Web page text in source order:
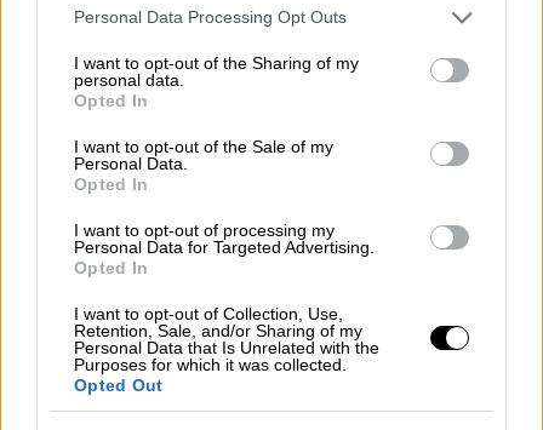
Please note that this website/app uses one or more Google
not limited to your visit or usage behaviour. You may click to
grant or deny consent to Google and its third-party tags to
use your data for below specified purposes in below Google
consent section.
Personal Data Processing Opt Outs
I want to opt-out of the Sharing of my
personal data.
Opted In
I want to opt-out of the Sale of my
Personal Data.
Opted In
I want to opt-out of processing my
Personal Data for Targeted Advertising.
Opted In
I want to opt-out of Collection, Use,
Retention, Sale, and/or Sharing of my
Personal Data that Is Unrelated with the
Purposes for which it was collected.
Opted Out
οχήματα που κινούνταν με κατεύθυνση προς
Αθήναήταν υποχρεωμένα να διέρχονται
από μία μόνο λωρίδα κυκλοφορίας. Οι
τρακτέρ για να δώσουν άλλη μία λωρίδα
κυκλοφορίας, η οποία ενεργοποιήθηκε για να
απορροφήσει την κίνηση των οχημάτων στο
εθνικό δίκτυο.
Ομαλή ροή έως το Μαρτίνο
Προς το τμήμα από τονΜπράλοέως λίγο
πριν τοΜαρτίνο
ιδιαίτερο πρόβλημα, δηλαδή από το 205ο